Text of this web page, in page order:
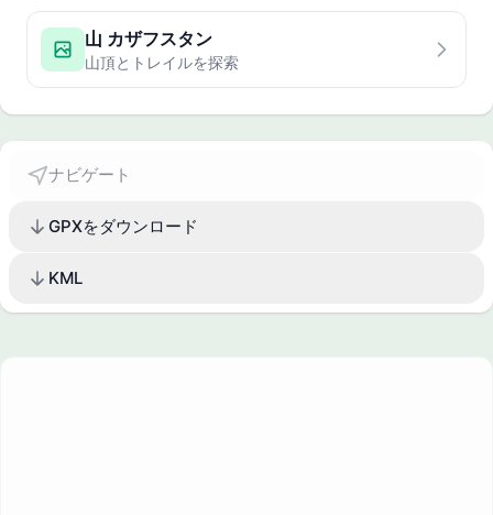
山 カザフスタン
山頂とトレイルを探索
ナビゲート
GPXをダウンロード
KML